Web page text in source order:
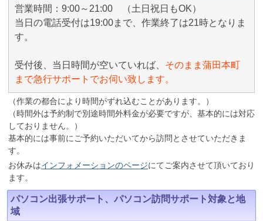
営業時間：9:00～21:00 （土日祝日もOK）
当日の電話受付は19:00まで、作業終了は21時となりま
す。
受付後、当日時間が空いていれば、 そのまま蒲田本町
まで急行サポートでお伺い致します。
（作業の都合により時間がずれ込むことがあります。）
（時間外は予約制で別途時間外料金が必要ですが、基本的には対応
しておりません。）
基本的には事前にご予約いただいてから訪問とさせていただきま
す。
お休みはインフォメーションのページにてご案内させて頂いており
ます。
パソコン出張サポート、パソコン訪問サポート対象と地
域